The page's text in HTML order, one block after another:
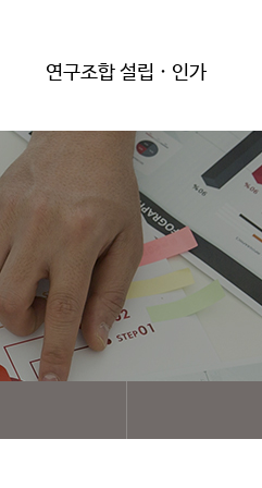
연구조합 설립 · 인가